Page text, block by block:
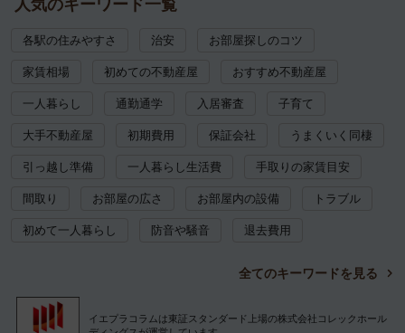
人気のキーワード一覧
各駅の住みやすさ 治安 お部屋探しのコツ
家賃相場 初めての不動産屋 おすすめ不動産屋
一人暮らし 通勤通学 入居審査 子育て
大手不動産屋 初期費用 保証会社 うまくいく同棲
引っ越し準備 一人暮らし生活費 手取りの家賃目安
間取り お部屋の広さ お部屋内の設備 トラブル
初めて一人暮らし 防音や騒音 退去費用
全てのキーワードを見る
イエプラコラムは東証スタンダード上場の株式会社コレックホール